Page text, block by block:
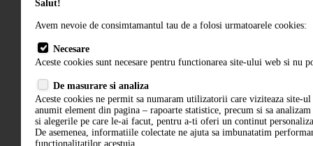
Salut!
Avem nevoie de consimtamantul tau de a folosi urmatoarele cookies:
Necesare
Aceste cookies sunt necesare pentru functionarea site-ului web si nu
De masurare si analiza
Aceste cookies ne permit sa numaram utilizatorii care viziteaza site-ul
anumit element din pagina – rapoarte statistice, precum si sa
si alegerile pe care le-ai facut, pentru a-ti oferi un continut
De asemenea, informatiile colectate ne ajuta sa imbunatatim
functionalitatilor acestuia.